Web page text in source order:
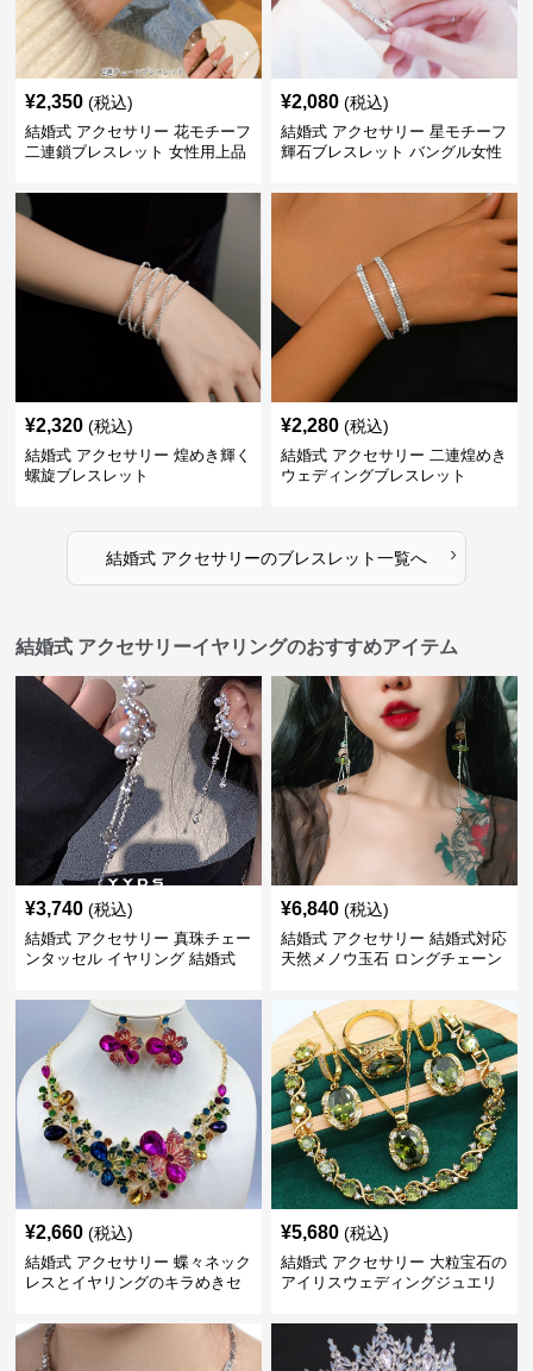
¥2,350 (税込)
結婚式 アクセサリー 花モチーフ
二連鎖ブレスレット 女性用上品
¥2,080 (税込)
結婚式 アクセサリー 星モチーフ
輝石ブレスレット バングル女性
¥2,320 (税込)
結婚式 アクセサリー 煌めき輝く
螺旋ブレスレット
¥2,280 (税込)
結婚式 アクセサリー 二連煌めき
ウェディングブレスレット
結婚式 アクセサリーのブレスレット一覧へ ›
結婚式 アクセサリーイヤリングのおすすめアイテム
¥3,740 (税込)
結婚式 アクセサリー 真珠チェー
ンタッセル イヤリング 結婚式
¥6,840 (税込)
結婚式 アクセサリー 結婚式対応
天然メノウ玉石 ロングチェーン
¥2,660 (税込)
結婚式 アクセサリー 蝶々ネック
レスとイヤリングのキラめきセ
¥5,680 (税込)
結婚式 アクセサリー 大粒宝石の
アイリスウェディングジュエリ